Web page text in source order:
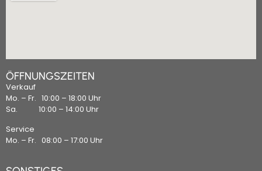
ÖFFNUNGSZEITEN
Verkauf
Mo. – Fr. 10:00 – 18:00 Uhr
Sa. 10:00 – 14:00 Uhr
Service
Mo. – Fr. 08:00 – 17:00 Uhr